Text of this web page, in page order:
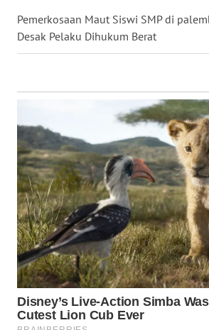
Pemerkosaan Maut Siswi SMP di
Desak Pelaku Dihukum Berat
WN
GORONTALO
WN
WN
MALUKU
WN
MALUT
WN
DAIRI
WN
DANAU